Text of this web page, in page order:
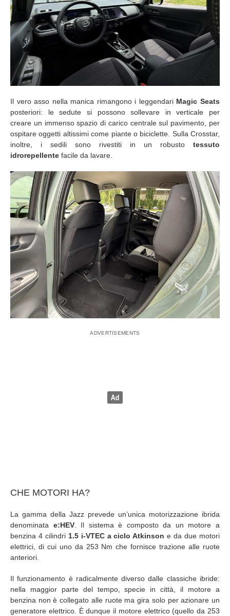
Il vero asso nella manica rimangono i leggendari Magic Seats
posteriori: le sedute si possono sollevare in verticale per
creare un immenso spazio di carico centrale sul pavimento, per
ospitare oggetti altissimi come piante o biciclette. Sulla Crosstar,
inoltre, i sedili sono rivestiti in un robusto tessuto
idrorepellente facile da lavare.
CHE MOTORI HA?
La gamma della Jazz prevede un’unica motorizzazione ibrida
denominata e:HEV. Il sistema è composto da un motore a
benzina 4 cilindri 1.5 i-VTEC a ciclo Atkinson e da due motori
elettrici, di cui uno da 253 Nm che fornisce trazione alle ruote
anteriori.
Il funzionamento è radicalmente diverso dalle classiche ibride:
nella maggior parte del tempo, specie in città, il motore a
benzina non è collegato alle ruote ma gira solo per azionare un
generatore elettrico. È dunque il motore elettrico (quello da 253